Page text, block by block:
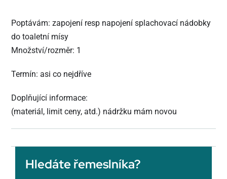
Poptávám: zapojení resp napojení splachovací nádobky
do toaletní mísy
Množství/rozměr: 1
Termín: asi co nejdříve
Doplňující informace:
(materiál, limit ceny, atd.) nádržku mám novou
Hledáte řemeslníka?